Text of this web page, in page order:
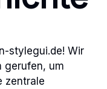
stylegui.de! Wir
gerufen, um
zentrale